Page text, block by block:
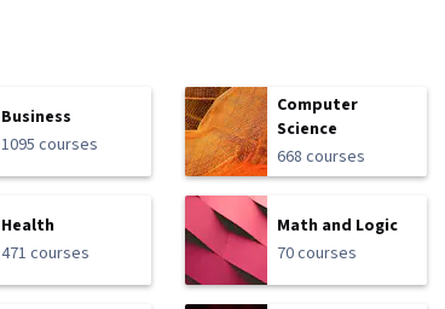
Business
1095 courses
Computer
Science
668 courses
Health
471 courses
Math and Logic
70 courses